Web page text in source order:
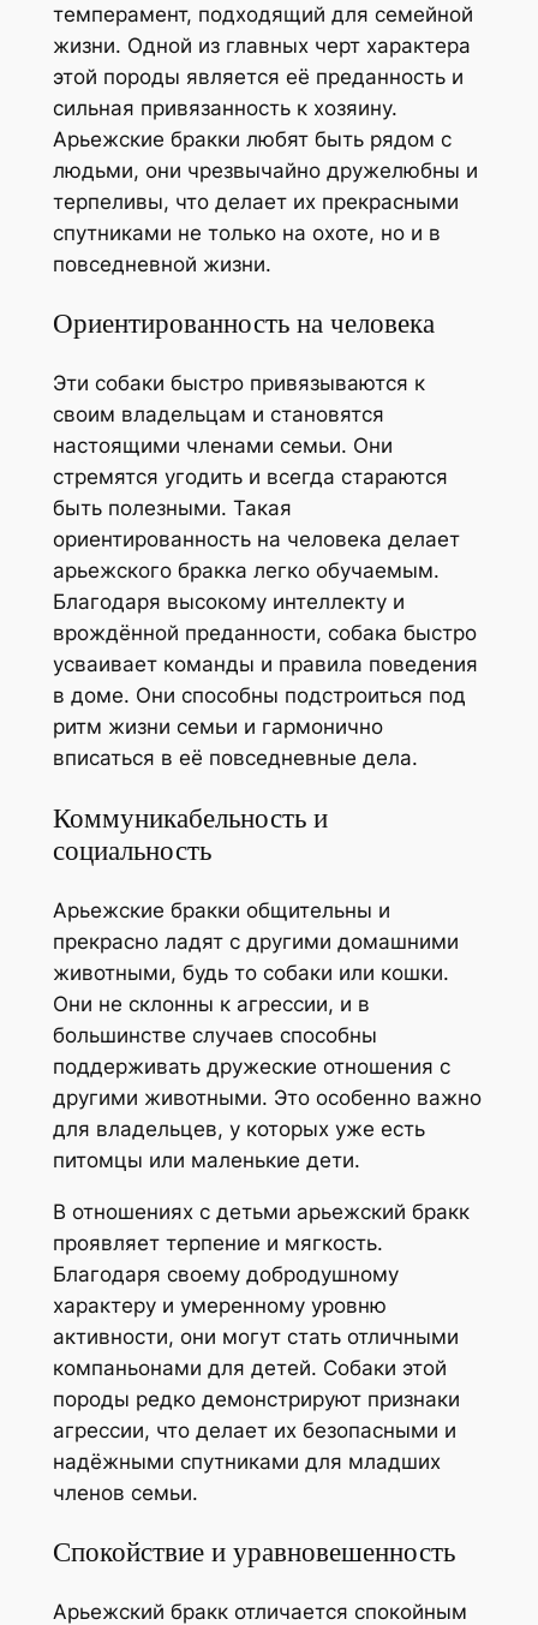
темперамент, подходящий для семейной
жизни. Одной из главных черт характера
этой породы является её преданность и
сильная привязанность к хозяину.
Арьежские бракки любят быть рядом с
людьми, они чрезвычайно дружелюбны и
терпеливы, что делает их прекрасными
спутниками не только на охоте, но и в
повседневной жизни.
Ориентированность на человека
Эти собаки быстро привязываются к
своим владельцам и становятся
настоящими членами семьи. Они
стремятся угодить и всегда стараются
быть полезными. Такая
ориентированность на человека делает
арьежского бракка легко обучаемым.
Благодаря высокому интеллекту и
врождённой преданности, собака быстро
усваивает команды и правила поведения
в доме. Они способны подстроиться под
ритм жизни семьи и гармонично
вписаться в её повседневные дела.
Коммуникабельность и
социальность
Арьежские бракки общительны и
прекрасно ладят с другими домашними
животными, будь то собаки или кошки.
Они не склонны к агрессии, и в
большинстве случаев способны
поддерживать дружеские отношения с
другими животными. Это особенно важно
для владельцев, у которых уже есть
питомцы или маленькие дети.
В отношениях с детьми арьежский бракк
проявляет терпение и мягкость.
Благодаря своему добродушному
характеру и умеренному уровню
активности, они могут стать отличными
компаньонами для детей. Собаки этой
породы редко демонстрируют признаки
агрессии, что делает их безопасными и
надёжными спутниками для младших
членов семьи.
Спокойствие и уравновешенность
Арьежский бракк отличается спокойным